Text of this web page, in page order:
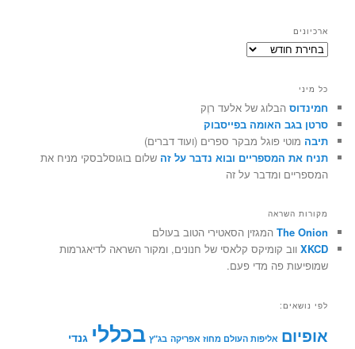
ארכיונים
ארכיונים
כל מיני
חמינדוס הבלוג של אלעד רוֶק
סרטן בגב האומה בפייסבוק
תיבה מוטי פוגל מבקר ספרים (ועוד דברים)
תניח את המספריים ובוא נדבר על זה שלום בוגוסלבסקי מניח את
המספריים ומדבר על זה
מקורות השראה
The Onion המגזין הסאטירי הטוב בעולם
XKCD ווב קומיקס קלאסי של חנונים, ומקור השראה לדיאגרמות
שמופיעות פה מדי פעם.
לפי נושאים:
אופיום אליפות העולם מחוז אפריקה בג"ץ בכללי גנדי